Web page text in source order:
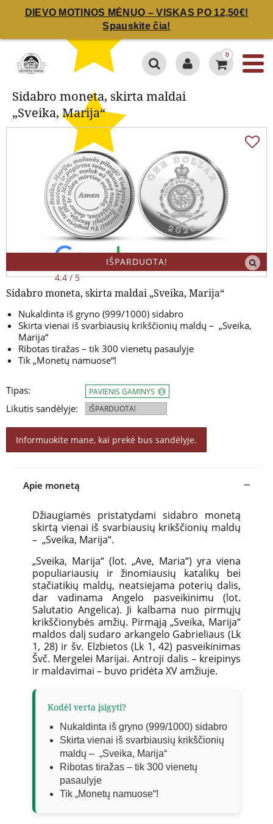
DIEVO MOTINOS MĖNUO – VISKAS PO 12,50€!
Spauskite čia!
4.4 / 5
0
Sidabro moneta, skirta maldai
„Sveika, Marija“
IŠPARDUOTA!
Sidabro moneta, skirta maldai „Sveika, Marija“
Nukaldinta iš gryno (999/1000) sidabro
Skirta vienai iš svarbiausių krikščionių maldų – „Sveika,
Marija“
Ribotas tiražas – tik 300 vienetų pasaulyje
Tik „Monetų namuose“!
Tipas:
Likutis sandėlyje:
PAVIENIS GAMINYS
IŠPARDUOTA!
Informuokite mane, kai prekė bus sandėlyje.
Apie monetą
Džiaugiamės pristatydami sidabro monetą
skirtą vienai iš svarbiausių krikščionių maldų
– „Sveika, Marija“.
„Sveika, Marija“ (lot. „Ave, Maria“) yra viena
populiariausių ir žinomiausių katalikų bei
stačiatikių maldų, neatsiejama poterių dalis,
dar vadinama Angelo pasveikinimu (lot.
Salutatio Angelica). Ji kalbama nuo pirmųjų
krikščionybės amžių. Pirmąją „Sveika, Marija“
maldos dalį sudaro arkangelo Gabrieliaus (Lk
1, 28) ir šv. Elzbietos (Lk 1, 42) pasveikinimas
Švč. Mergelei Marijai. Antroji dalis – kreipinys
ir maldavimai – buvo pridėta XV amžiuje.
Kodėl verta įsigyti?
Nukaldinta iš gryno (999/1000) sidabro
Skirta vienai iš svarbiausių krikščionių
maldų – „Sveika, Marija“
Ribotas tiražas – tik 300 vienetų
pasaulyje
Tik „Monetų namuose“!
Sidabro moneta, skirta maldai
„Sveika, Marija“